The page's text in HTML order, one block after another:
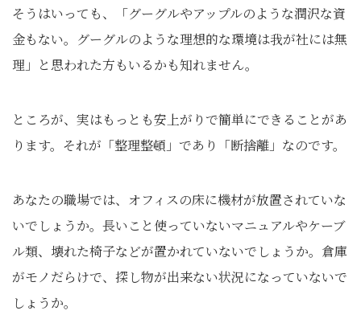
そうはいっても、「グーグルやアップルのような潤沢な資
金もない。グーグルのような理想的な環境は我が社には無
理」と思われた方もいるかも知れません。
ところが、実はもっとも安上がりで簡単にできることがあ
ります。それが「整理整頓」であり「断捨離」なのです。
あなたの職場では、オフィスの床に機材が放置されていな
いでしょうか。長いこと使っていないマニュアルやケーブ
ル類、壊れた椅子などが置かれていないでしょうか。倉庫
がモノだらけで、探し物が出来ない状況になっていないで
しょうか。